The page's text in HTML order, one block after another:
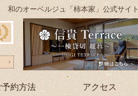
和のオーベルジュ「柿本家」公式サイト
予約方法 アクセス